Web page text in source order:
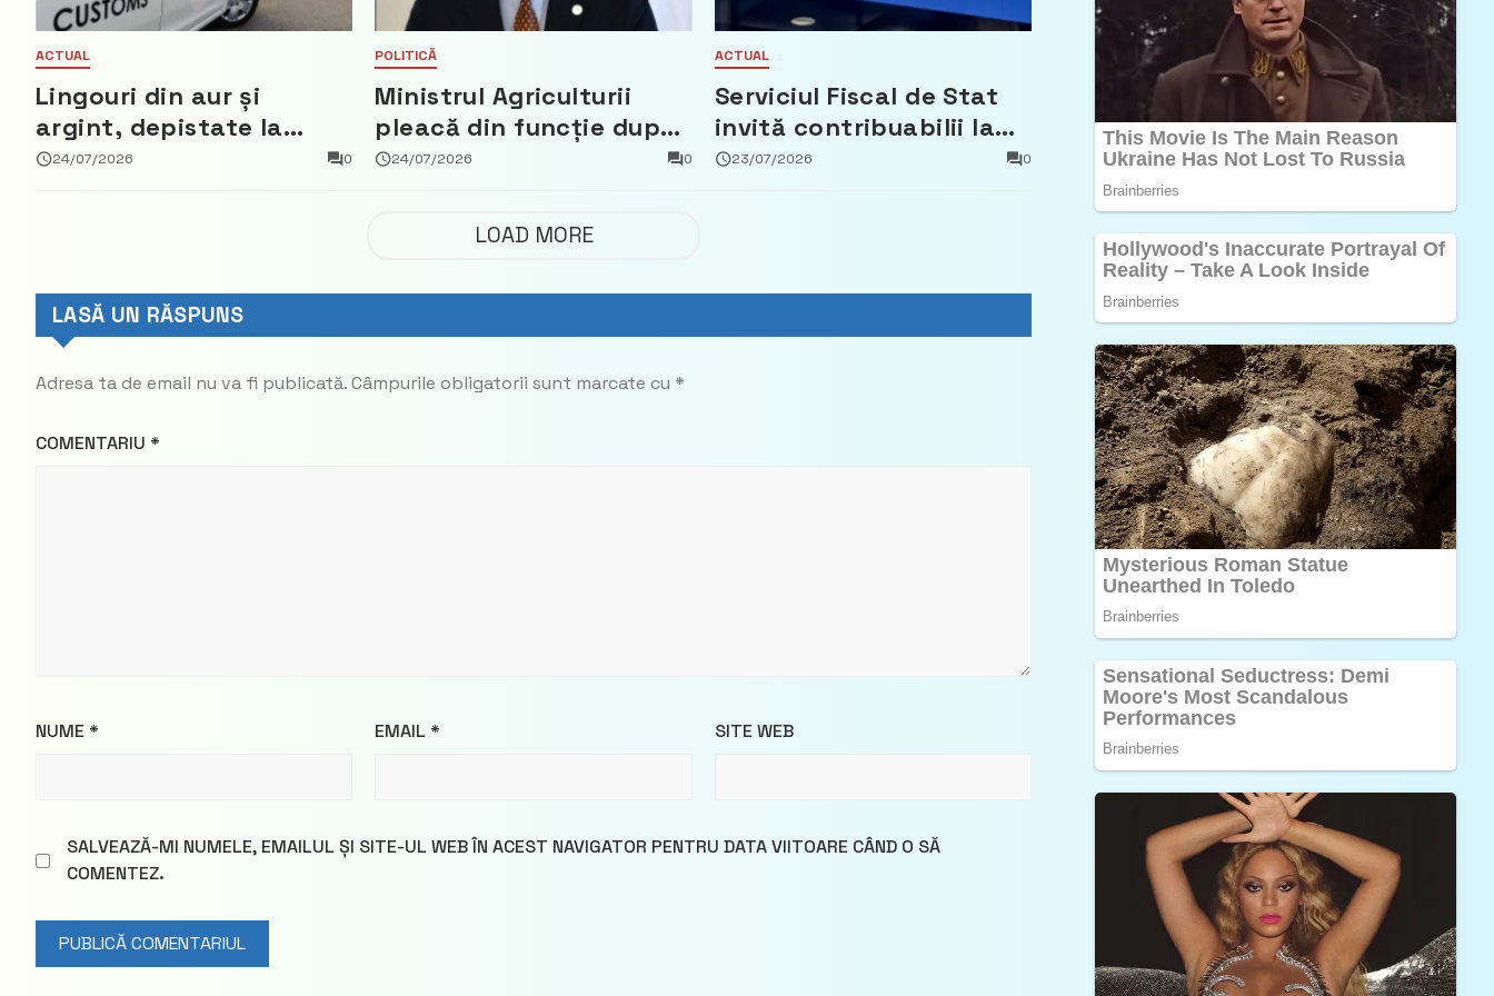
ACTUAL
Lingouri din aur și
argint, depistate la
vama Aeroport
24/07/2026 0
POLITICĂ
Ministrul Agriculturii
pleacă din funcție după
ce a negat că a făcut
Democrat
24/07/2026 0
ACTUAL
Serviciul Fiscal de Stat
invită contribuabilii la
un webinar gratuit
23/07/2026 0
LOAD MORE
LASĂ UN RĂSPUNS
Adresa ta de email nu va fi publicată.Câmpurile obligatorii sunt marcate cu *
COMENTARIU *
NUME * EMAIL * SITE WEB
SALVEAZĂ-MI NUMELE, EMAILUL ȘI SITE-UL WEB ÎN ACEST NAVIGATOR PENTRU DATA VIITOARE CÂND O SĂ
COMENTEZ.